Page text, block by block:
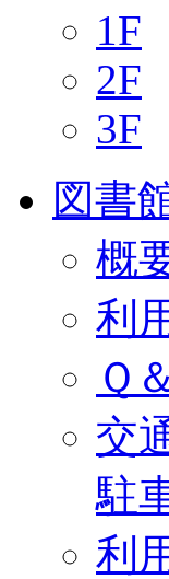
1F
2F
3F
図書
概
利
Ｑ
交
駐
利